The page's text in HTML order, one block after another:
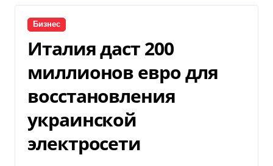
Бизнес
Италия даст 200
миллионов евро для
восстановления
украинской
электросети